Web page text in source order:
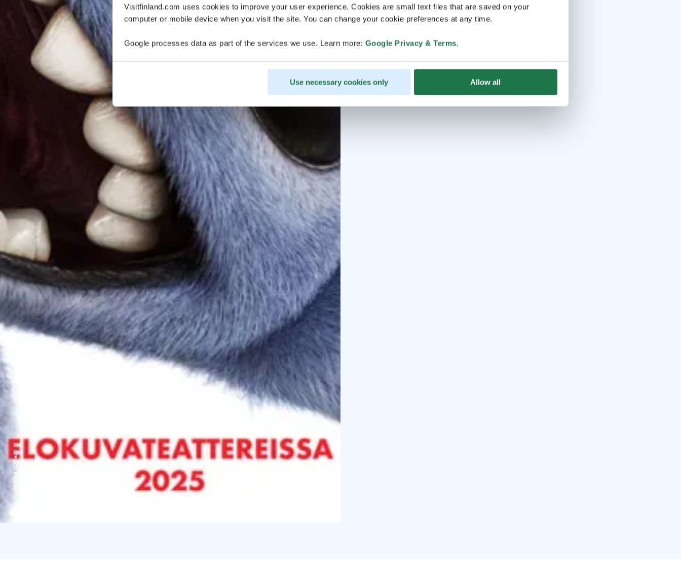
Visitfinland.com uses cookies to improve your user experience. Cookies are small text files that are saved on your
computer or mobile device when you visit the site. You can change your cookie preferences at any time.
Google processes data as part of the services we use. Learn more: Google Privacy & Terms.
Use necessary cookies only Allow all
Credits:
Filmikamari